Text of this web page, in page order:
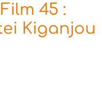
45 :
Kiganjou